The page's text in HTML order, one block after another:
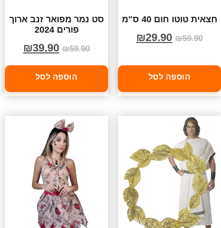
חצאית טוטו חום 40 ס"מ
₪59.90
₪29.90
הוספה לסל
סט נמר מפואר זנב ארוך
פורים 2024
₪59.90
₪39.90
הוספה לסל